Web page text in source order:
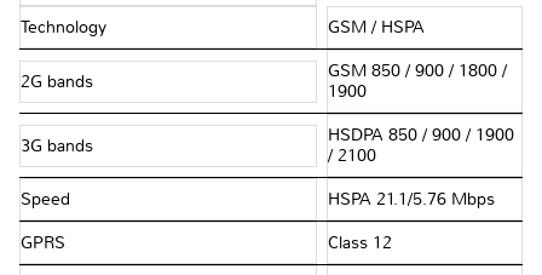
Technology GSM / HSPA
2G bands
GSM 850 / 900 / 1800 /
1900
3G bands
HSDPA 850 / 900 / 1900
/ 2100
Speed HSPA 21.1/5.76 Mbps
GPRS Class 12